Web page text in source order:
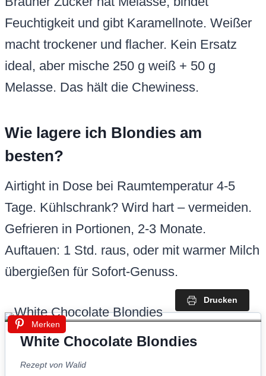
Gefrieren in Portionen, 2-3 Monate.
Auftauen: 1 Std. raus, oder mit warmer Milch
übergießen für Sofort-Genuss.
Rezept von Walid
Ergibt
16
Stücke
Vorbereitungszeit
20
Kochzeit
45 Minuten
Du kennst das: Blondies kommen trocken und fade aus
– sie intensiviert den Geschmack und sorgt für saftige